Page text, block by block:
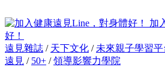
加
好！
遠見雜誌 / 天下文化 / 未來親子學習平
遠見 / 50+ /領導影響力學院